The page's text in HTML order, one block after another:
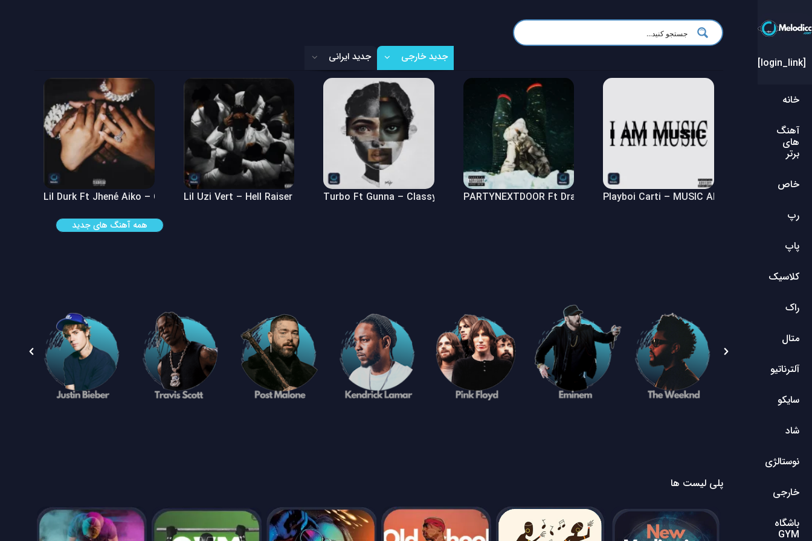
[login_link]
خانه
آهنگ
های
برتر
خاص
رپ
پاپ
کلاسیک
راک
متال
آلترناتیو
سایکو
شاد
نوستالژی
خارجی
باشگاه
GYM
جدید خارجی جدید ایرانی
Playboi Carti – MUSIC Album
PARTYNEXTDOOR Ft Drake – $ome $exy $ongs 4 U Album
Turbo Ft Gunna – Classy Girl
Lil Uzi Vert – Hell Raiser (Freestyle)
Lil Durk Ft Jhené Aiko – Can’t Hide It
همه آهنگ های جدید
پلی لیست ها